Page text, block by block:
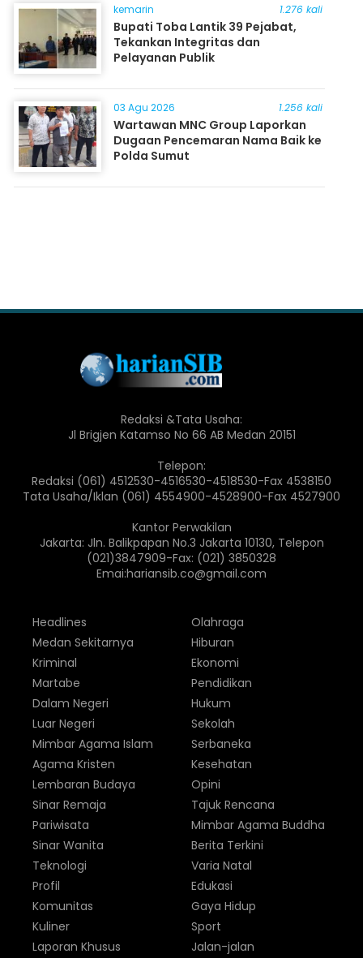
kemarin 1.276 kali
Bupati Toba Lantik 39 Pejabat,
Tekankan Integritas dan
Pelayanan Publik
03 Agu 2026 1.256 kali
Wartawan MNC Group Laporkan
Dugaan Pencemaran Nama Baik ke
Polda Sumut
Redaksi &Tata Usaha:
Jl Brigjen Katamso No 66 AB Medan 20151
Telepon:
Redaksi (061) 4512530-4516530-4518530-Fax 4538150
Tata Usaha/Iklan (061) 4554900-4528900-Fax 4527900
Kantor Perwakilan
Jakarta: Jln. Balikpapan No.3 Jakarta 10130, Telepon
(021)3847909-Fax: (021) 3850328
Emai:hariansib.co@gmail.com
Headlines
Medan Sekitarnya
Kriminal
Martabe
Dalam Negeri
Luar Negeri
Olahraga
Hiburan
Ekonomi
Pendidikan
Hukum
Sekolah
Mimbar Agama Islam
Agama Kristen
Lembaran Budaya
Sinar Remaja
Pariwisata
Sinar Wanita
Serbaneka
Kesehatan
Opini
Tajuk Rencana
Mimbar Agama Buddha
Berita Terkini
Teknologi
Profil
Komunitas
Kuliner
Laporan Khusus
Varia Natal
Edukasi
Gaya Hidup
Sport
Jalan-jalan